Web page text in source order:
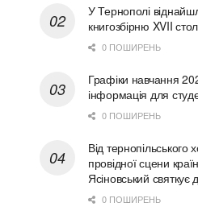
У Тернополі
книгозбірню XVII
0 ПОШИРЕНЬ
Графіки навчання
інформація для
0 ПОШИРЕНЬ
Від
провідної сцени
Ясіновський
0 ПОШИРЕНЬ